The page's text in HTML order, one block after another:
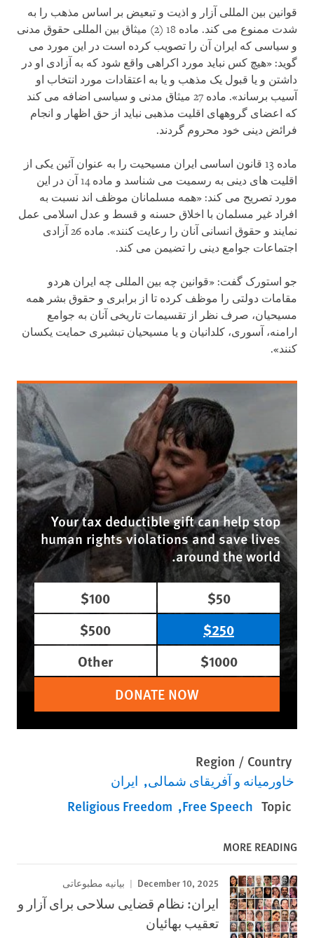
قوانین بین المللی آزار و اذیت و تبعیض بر اساس مذهب را به
شدت ممنوع می کند. ماده 18 (2) میثاق بین المللی حقوق مدنی
و سیاسی که ایران آن را تصویب کرده است در این مورد می
گوید: «هیچ کس نباید مورد اکراهی واقع شود که به آزادی او در
داشتن و یا قبول یک مذهب و یا به اعتقادات مورد انتخاب او
آسیب برساند». ماده 27 میثاق مدنی و سیاسی اضافه می کند
که اعضای گروه‏های اقلیت مذهبی نباید از حق اظهار و انجام
فرائض دینی خود محروم گردند.
ماده 13 قانون اساسی ایران مسیحیت را به عنوان آئین یکی از
اقلیت های دینی به رسمیت می شناسد و ماده 14 آن در این
مورد تصریح می کند: «همه مسلمانان موظف اند نسبت به
افراد غیر مسلمان با اخلاق حسنه و قسط و عدل اسلامی عمل
نمایند و حقوق انسانی آنان را رعایت کنند». ماده 26 آزادی
اجتماعات جوامع دینی را تضیمن می کند.
جو استورک گفت: «قوانین چه بین المللی چه ایران هردو
مقامات دولتی را موظف کرده تا از برابری و حقوق بشر همه
مسیحیان، صرف نظر از تقسیمات تاریخی آنان به جوامع
ارامنه، آسوری، کلدانیان و یا مسیحیان تبشیری حمایت یکسان
کنند».
Your tax deductible gift can help stop
human rights violations and save lives
around the world.
$50
$100
$250
$500
$1000
Other
DONATE NOW
Region / Country
خاورمیانه و آفریقای شمالی ایران
Topic
Free Speech
Religious Freedom
MORE READING
December 10, 2025 بیانیه مطبوعاتی
ایران: نظام قضایی سلاحی برای آزار و
تعقیب بهائیان